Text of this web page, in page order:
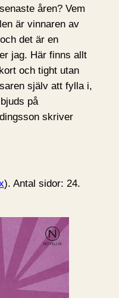
åren? Vem
är vinnaren av
det är en
jag. Här finns allt
och tight utan
själv att fylla i,
på
skriver
). Antal sidor: 24.